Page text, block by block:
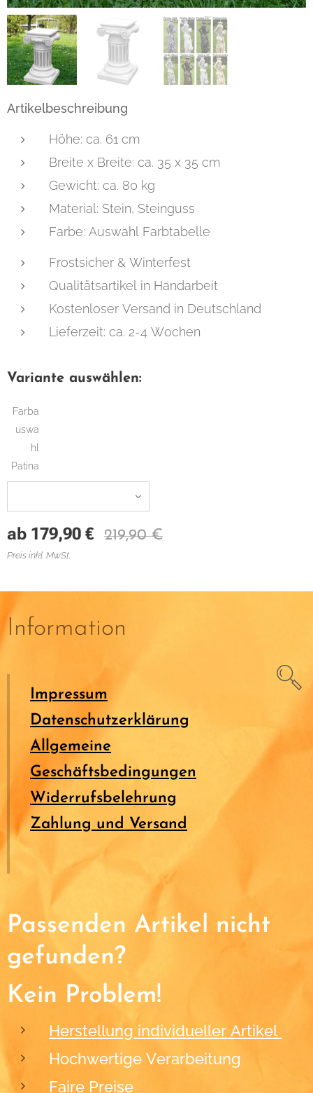
Artikelbeschreibung
Höhe: ca. 61 cm
Breite x Breite: ca. 35 x 35 cm
Gewicht: ca. 80 kg
Material: Stein, Steinguss
Farbe: Auswahl Farbtabelle
Frostsicher & Winterfest
Qualitätsartikel in Handarbeit
Kostenloser Versand in Deutschland
Lieferzeit: ca. 2-4 Wochen
Variante auswählen:
Farba
uswa
hl
Patina
ab 179,90 € 219,90€
Preis inkl. MwSt.
Information
Impressum
Datenschutzerklärung
Allgemeine
Geschäftsbedingungen
Widerrufsbelehrung
Zahlung und Versand
Passenden Artikel nicht
gefunden?
Kein Problem!
Herstellung individueller Artikel
Hochwertige Verarbeitung
Faire Preise